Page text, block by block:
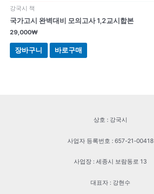
강국시 책
국가고시 완벽대비 모의고사 1,2교시합본
29,000₩
장바구니 바로구매
상호 : 강국시
사업자 등록번호 : 657-21-00418
사업장 : 세종시 보람동로 13
대표자 : 강현수